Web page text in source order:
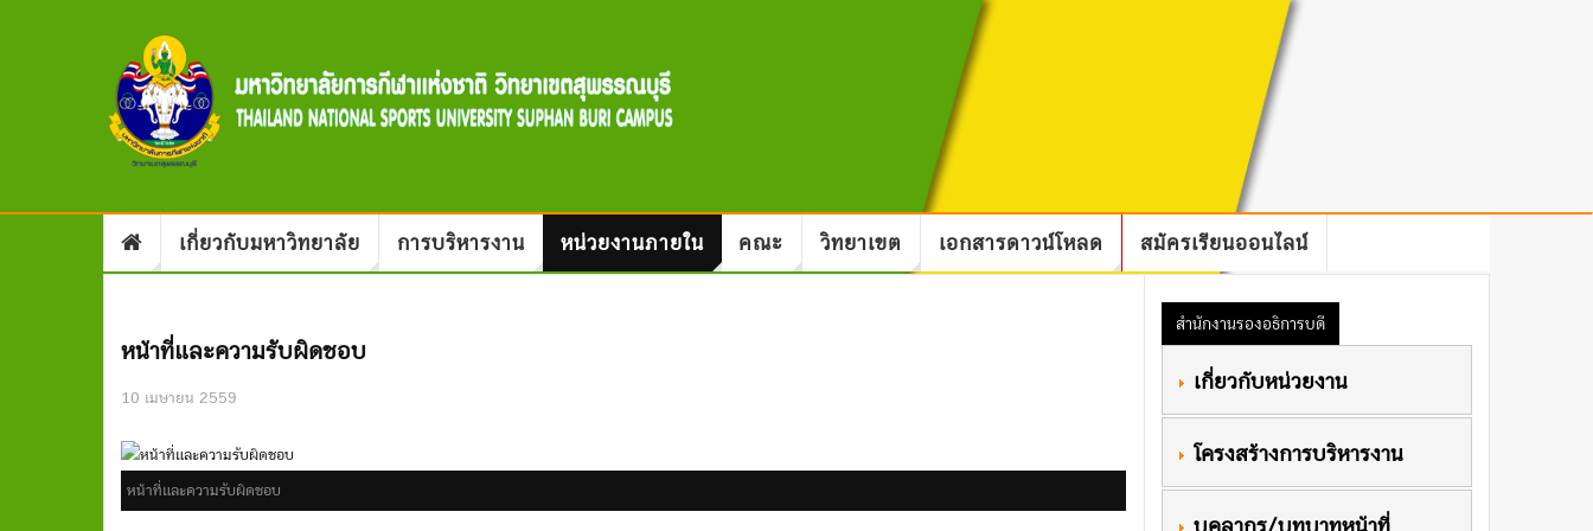
เกี่ยวกับมหาวิทยาลัย การบริหารงาน หน่วยงานภายใน คณะ วิทยาเขต เอกสารดาวน์โหลด สมัครเรียนออนไลน์
หน้าที่และความรับผิดชอบ
10 เมษายน 2559
หน้าที่และความรับผิดชอบ
สำนักงานรองอธิการบดี
เกี่ยวกับหน่วยงาน
โครงสร้างการบริหารงาน